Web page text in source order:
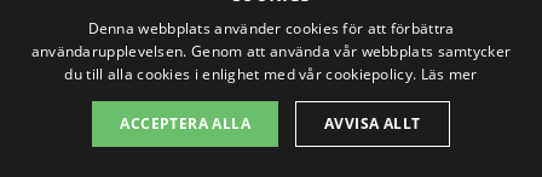
städer nära Östra Ryd
Att hitta rätt företag för husbesiktning i
Östra Ryd kan vara en utmaning, men det
Denna webbplats använder cookies för att förbättra
användarupplevelsen. Genom att använda vår webbplats samtycker
du till alla cookies i enlighet med vår cookiepolicy. Läs mer
ACCEPTERA ALLA AVVISA ALLT